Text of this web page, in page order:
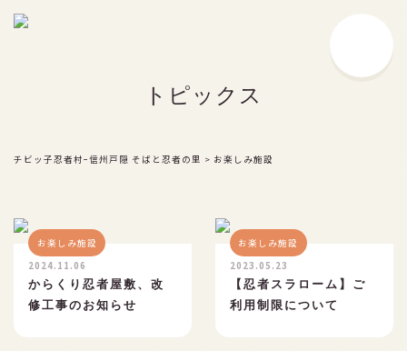
戸隠流忍者の由来
忍者ショー
お楽しみ施設
食事処・お土産処
トピックス
チビッ子忍者村ｰ信州戸隠 そばと忍者の里 > お楽しみ施設
お楽しみ施設
2024.11.06
からくり忍者屋敷、改
修工事のお知らせ
お楽しみ施設
2023.05.23
【忍者スラローム】ご
利用制限について